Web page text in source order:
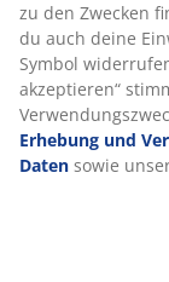
Lieferung
zu den Zwecken
du auch deine
Symbol
akzeptieren“
Erhebung und
Daten sowie